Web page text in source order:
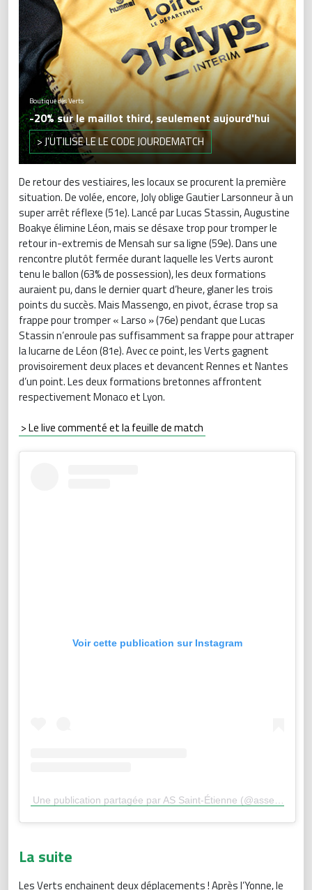
Boutique des Verts
-20% sur le maillot third, seulement aujourd'hui
> J'UTILISE LE LE CODE JOURDEMATCH
De retour des vestiaires, les locaux se procurent la première
situation. De volée, encore, Joly oblige Gautier Larsonneur à un
super arrêt réflexe (51e). Lancé par Lucas Stassin, Augustine
Boakye élimine Léon, mais se désaxe trop pour tromper le
retour in-extremis de Mensah sur sa ligne (59e). Dans une
rencontre plutôt fermée durant laquelle les Verts auront
tenu le ballon (63% de possession), les deux formations
auraient pu, dans le dernier quart d’heure, glaner les trois
points du succès. Mais Massengo, en pivot, écrase trop sa
frappe pour tromper « Larso » (76e) pendant que Lucas
Stassin n’enroule pas suffisamment sa frappe pour attraper
la lucarne de Léon (81e). Avec ce point, les Verts gagnent
provisoirement deux places et devancent Rennes et Nantes
d’un point. Les deux formations bretonnes affrontent
respectivement Monaco et Lyon.
> Le live commenté et la feuille de match
Voir cette publication sur Instagram
La suite
Les Verts enchainent deux déplacements ! Après l’Yonne, le